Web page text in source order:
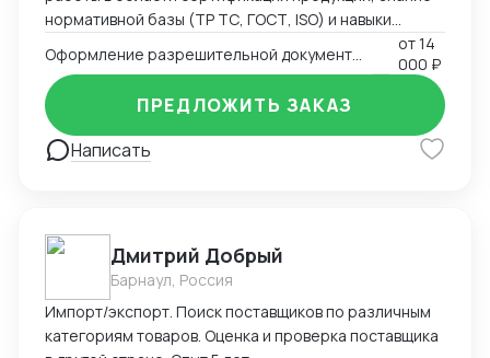
нормативной базы (ТР ТС, ГОСТ, ISO) и навыки
позволяют мне эффективно решать задачи по
подтверждению соответствия продукции
установленным требованиям. Оформляю
техническую документацию и консультирую по
вопросам
от14
000 ₽
Написать
ПРЕДЛОЖИТЬ ЗАКАЗ
Дмитрий Добрый
Барнаул, Россия
Импорт/экспорт. Поиск поставщиков по различным
категориям товаров. Оценка и проверка поставщика